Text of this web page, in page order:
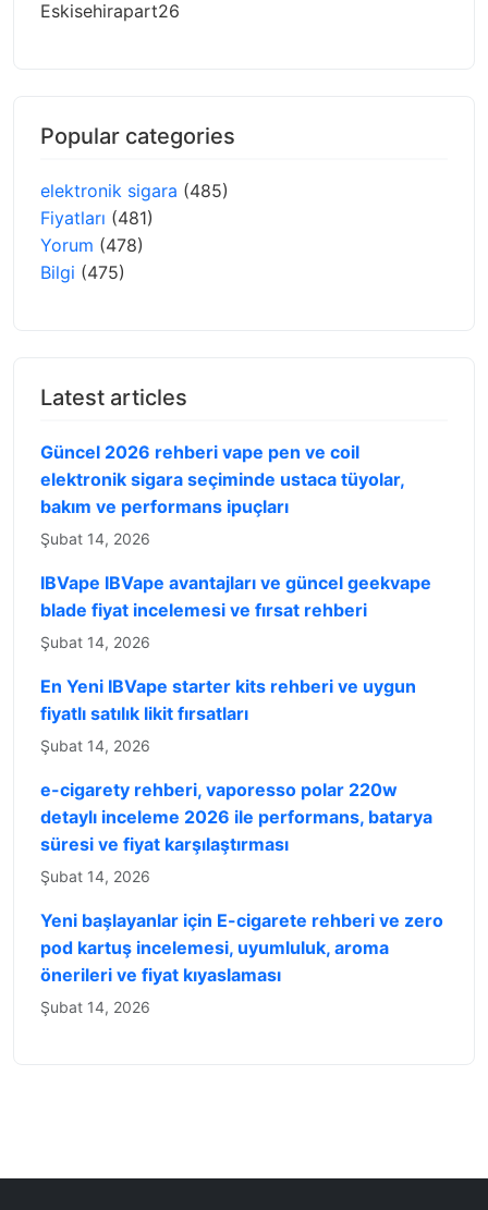
Eskisehirapart26
Popular categories
elektronik sigara (485)
Fiyatları (481)
Yorum (478)
Bilgi (475)
Latest articles
Güncel 2026 rehberi vape pen ve coil
elektronik sigara seçiminde ustaca tüyolar,
bakım ve performans ipuçları
Şubat 14, 2026
IBVape IBVape avantajları ve güncel geekvape
blade fiyat incelemesi ve fırsat rehberi
Şubat 14, 2026
En Yeni IBVape starter kits rehberi ve uygun
fiyatlı satılık likit fırsatları
Şubat 14, 2026
e-cigarety rehberi, vaporesso polar 220w
detaylı inceleme 2026 ile performans, batarya
süresi ve fiyat karşılaştırması
Şubat 14, 2026
Yeni başlayanlar için E-cigarete rehberi ve zero
pod kartuş incelemesi, uyumluluk, aroma
önerileri ve fiyat kıyaslaması
Şubat 14, 2026